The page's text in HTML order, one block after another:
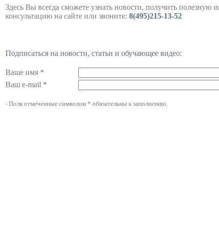
Здесь Вы всегда сможете узнать новости, получить
консультацию на сайте или звоните: 8(495)215-13-52
Подписаться на новости, статьи и обучающее видео:
Ваше имя *
Ваш e-mail *
- Поля отмеченные символом * обязательны к заполнению.